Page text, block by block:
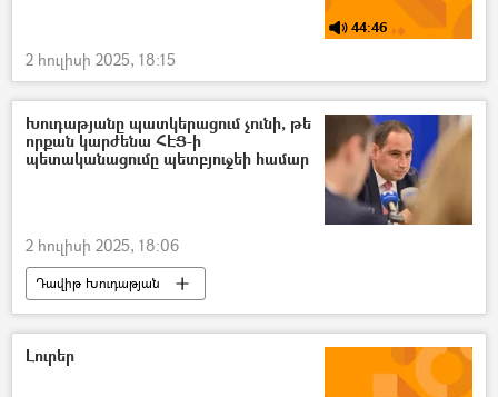
44:46
2 հուլիսի 2025, 18:15
Խուդաթյանը պատկերացում չունի, թե
որքան կարժենա ՀԷՑ-ի
պետականացումը պետբյուջեի համար
2 հուլիսի 2025, 18:06
Դավիթ Խուդաթյան
Հայաստանի էլեկտրական ցանցեր (ՀԷՑ)
Հայաստան
Լուրեր